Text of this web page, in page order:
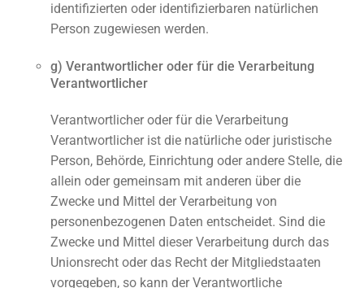
identifizierten oder identifizierbaren natürlichen
Person zugewiesen werden.
g) Verantwortlicher oder für die Verarbeitung
Verantwortlicher
Verantwortlicher oder für die Verarbeitung
Verantwortlicher ist die natürliche oder juristische
Person, Behörde, Einrichtung oder andere Stelle, die
allein oder gemeinsam mit anderen über die
Zwecke und Mittel der Verarbeitung von
personenbezogenen Daten entscheidet. Sind die
Zwecke und Mittel dieser Verarbeitung durch das
Unionsrecht oder das Recht der Mitgliedstaaten
vorgegeben, so kann der Verantwortliche